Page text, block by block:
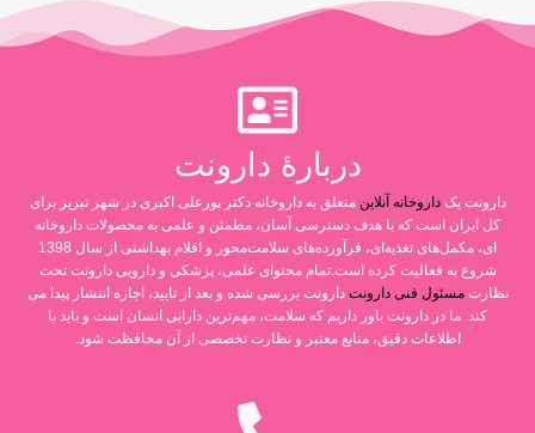
دربارۀ دارونت
دارونت یکداروخانه آنلاین متعلق به داروخانه دکتر پورعلی اکبری در شهر تبریز برای
کل ایران است که با هدف دسترسی آسان، مطمئن و علمی به محصولات داروخانه
ای، مکمل‌های تغذیه‌ای، فرآورده‌های سلامت‌محور و اقلام بهداشتی از سال 1398
شروع به فعالیت کرده است.تمام محتوای علمی، پزشکی و دارویی دارونت تحت
نظارتمسئول فنی دارونت دارونت بررسی شده و بعد از تایید، اجازه انتشار پیدا می
کند. ما در دارونت باور داریم که سلامت، مهم‌ترین دارایی انسان است و باید با
اطلاعات دقیق، منابع معتبر و نظارت تخصصی از آن محافظت شود.